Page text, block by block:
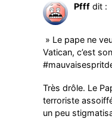
Pfff dit :
» Le pape ne
Vatican, c’est
Très drôle. Le
terroriste
un peu